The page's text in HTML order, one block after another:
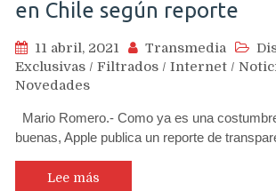
en Chile según reporte
11 abril, 2021 Transmedia
Exclusivas / Filtrados / Internet /
Novedades
Mario Romero.- Como ya es una
buenas, Apple publica un reporte de
Lee más